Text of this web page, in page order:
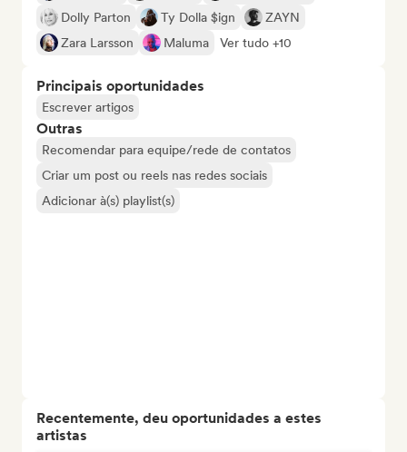
Dolly Parton
Ty Dolla $ign
ZAYN
Zara Larsson
Maluma Ver tudo +10
Principais oportunidades
Escrever artigos
Outras
Recomendar para equipe/rede de contatos
Criar um post ou reels nas redes sociais
Adicionar à(s) playlist(s)
Recentemente, deu oportunidades a estes
artistas